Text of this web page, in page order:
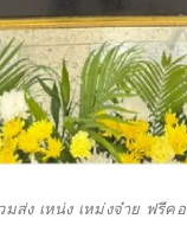
ส่ง เหน่ง เหม่งจ๋าย ฟรีค